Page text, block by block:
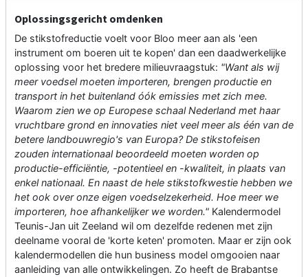
Oplossingsgericht omdenken
De stikstofreductie voelt voor Bloo meer aan als 'een
instrument om boeren uit te kopen' dan een daadwerkelijke
oplossing voor het bredere milieuvraagstuk: "Want als wij
meer voedsel moeten importeren, brengen productie en
transport in het buitenland óók emissies met zich mee.
Waarom zien we op Europese schaal Nederland met haar
vruchtbare grond en innovaties niet veel meer als één van de
betere landbouwregio's van Europa? De stikstofeisen
zouden internationaal beoordeeld moeten worden op
productie-efficiëntie, -potentieel en -kwaliteit, in plaats van
enkel nationaal. En naast de hele stikstofkwestie hebben we
het ook over onze eigen voedselzekerheid. Hoe meer we
importeren, hoe afhankelijker we worden." Kalendermodel
Teunis-Jan uit Zeeland wil om dezelfde redenen met zijn
deelname vooral de 'korte keten' promoten. Maar er zijn ook
kalendermodellen die hun business model omgooien naar
aanleiding van alle ontwikkelingen. Zo heeft de Brabantse